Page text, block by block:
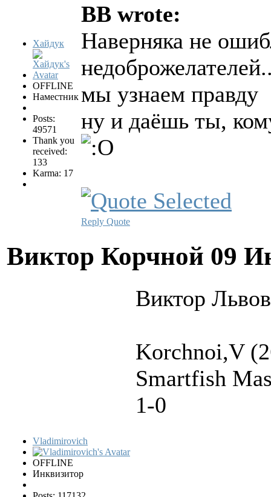
Хайдук
OFFLINE
Наместник
Posts:
49571
Thank you
received:
133
Karma: 17
BB wrote:
Наверняка не
мы узнаем правду
ну и даёшь ты,
Reply Quote
Виктор Корчной 09
Vladimirovich
OFFLINE
Инквизитор
Виктор
Korchnoi,V
Smartfish
1-0